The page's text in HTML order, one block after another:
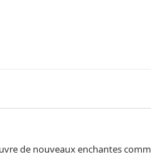
de nouveaux enchantes